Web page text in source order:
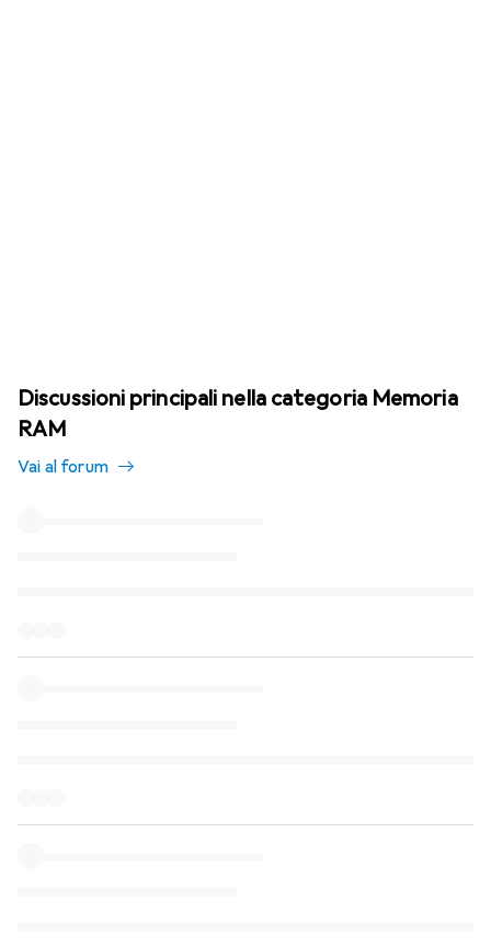
Discussioni principali nella categoria Memoria
RAM
Vai al forum